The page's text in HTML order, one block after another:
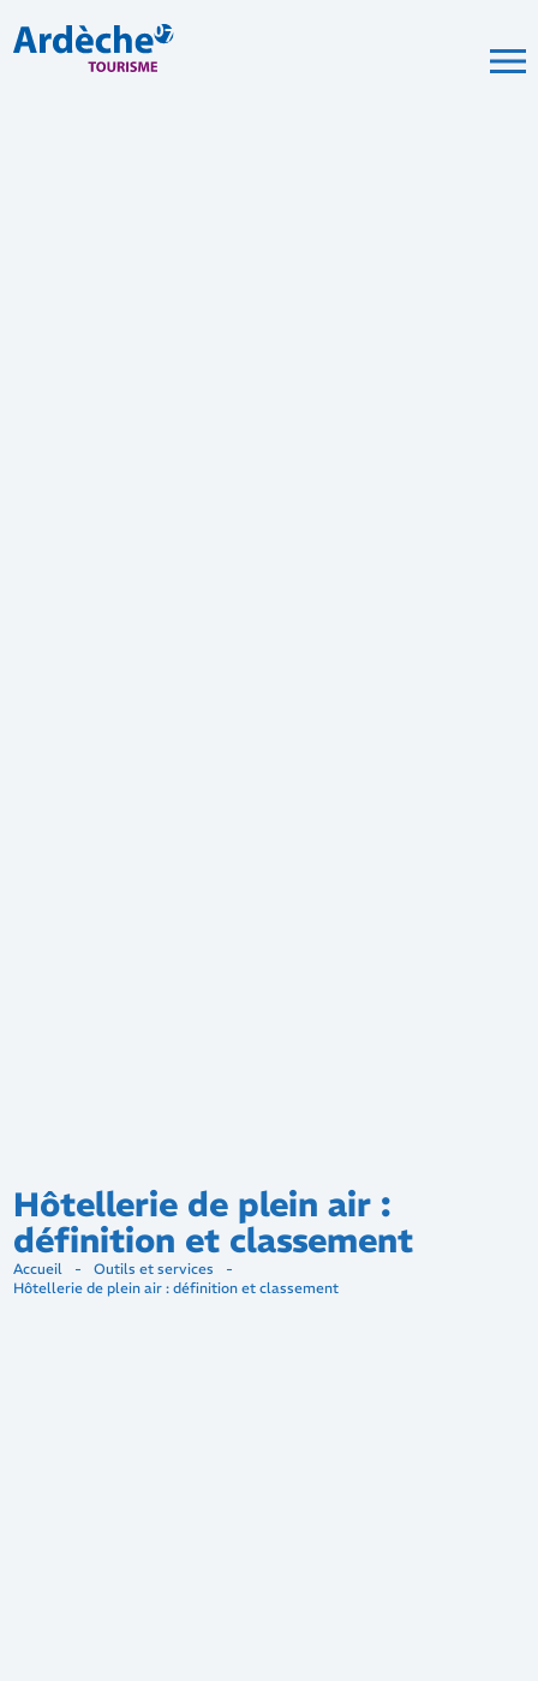
Hôtellerie de plein air :
définition et classement
Accueil - Outils et services
-
Hôtellerie de plein air : définition et classement